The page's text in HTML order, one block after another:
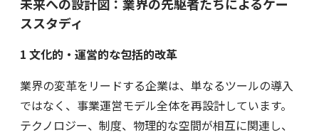
ススタディ
1文化的・運営的な包括的改革
業界の変革をリードする企業は、単なるツールの導入
ではなく、事業運営モデル全体を再設計しています。
テクノロジー、制度、物理的な空間が相互に関連し、